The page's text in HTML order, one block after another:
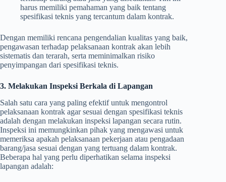
harus memiliki pemahaman yang baik tentang
spesifikasi teknis yang tercantum dalam kontrak.
Dengan memiliki rencana pengendalian kualitas yang baik,
pengawasan terhadap pelaksanaan kontrak akan lebih
sistematis dan terarah, serta meminimalkan risiko
penyimpangan dari spesifikasi teknis.
3. Melakukan Inspeksi Berkala di Lapangan
Salah satu cara yang paling efektif untuk mengontrol
pelaksanaan kontrak agar sesuai dengan spesifikasi teknis
adalah dengan melakukan inspeksi lapangan secara rutin.
Inspeksi ini memungkinkan pihak yang mengawasi untuk
memeriksa apakah pelaksanaan pekerjaan atau pengadaan
barang/jasa sesuai dengan yang tertuang dalam kontrak.
Beberapa hal yang perlu diperhatikan selama inspeksi
lapangan adalah: